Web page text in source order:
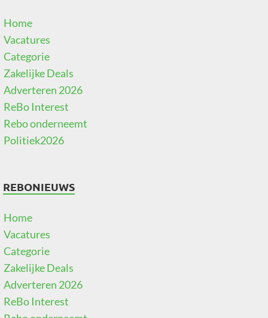
Home
Vacatures
Categorie
Zakelijke Deals
Adverteren 2026
ReBo Interest
Rebo onderneemt
Politiek2026
REBONIEUWS
Home
Vacatures
Categorie
Zakelijke Deals
Adverteren 2026
ReBo Interest